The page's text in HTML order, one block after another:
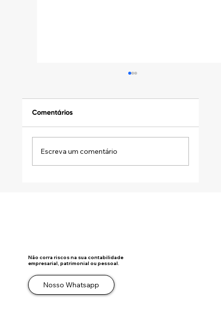
Comentários
Escreva um comentário
Não corra riscos na sua contabilidade
empresarial, patrimonial ou pessoal.
Nosso Whatsapp